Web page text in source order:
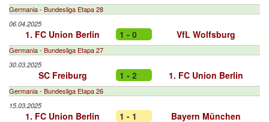
Germania - Bundesliga Etapa 28
06.04.2025
1. FC Union Berlin 1 - 0 VfL Wolfsburg
Germania - Bundesliga Etapa 27
30.03.2025
SC Freiburg 1 - 2 1. FC Union Berlin
Germania - Bundesliga Etapa 26
15.03.2025
1. FC Union Berlin 1 - 1 Bayern München